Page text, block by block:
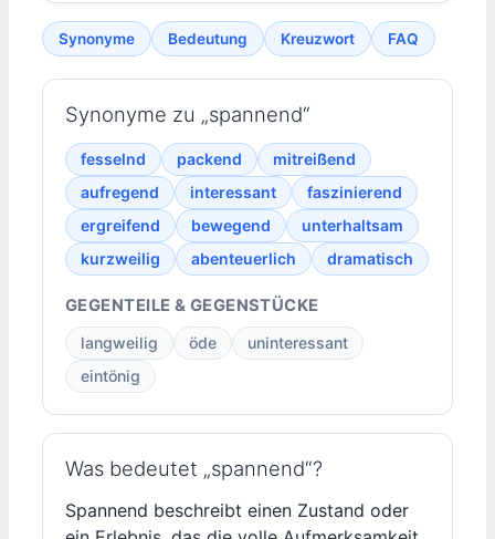
Synonyme Bedeutung Kreuzwort FAQ
Synonyme zu „spannend“
fesselnd packend
mitreißend
aufregend
interessant
faszinierend
ergreifend
bewegend
unterhaltsam
kurzweilig
abenteuerlich dramatisch
GEGENTEILE & GEGENSTÜCKE
langweilig öde
uninteressant
eintönig
Was bedeutet „spannend“?
Spannend beschreibt einen Zustand oder